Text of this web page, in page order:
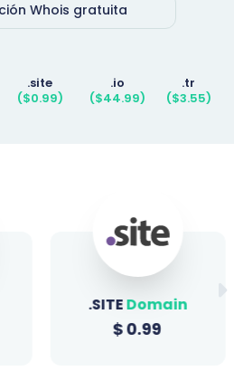
Whois gratuita
.site
($0.99)
.io
($44.99)
.tr
($3.55)
.SITEDomain
$0.99